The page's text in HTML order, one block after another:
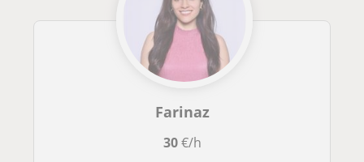
Farinaz
30€/h